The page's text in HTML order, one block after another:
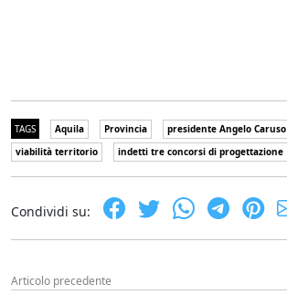
TAGS Aquila Provincia
presidente Angelo Caruso
viabilità territorio
indetti tre concorsi di progettazione
Condividi su:
Articolo precedente